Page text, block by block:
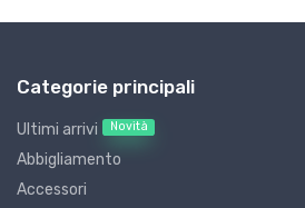
Categorie principali
Ultimi arrivi Novità
Abbigliamento
Accessori